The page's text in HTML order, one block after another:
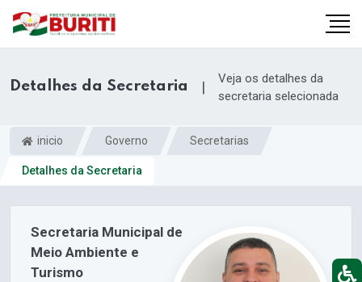
Detalhes da Secretaria |
Veja os detalhes da
secretaria selecionada
inicio Governo Secretarias
Detalhes da Secretaria
Secretaria Municipal de
Meio Ambiente e
Turismo